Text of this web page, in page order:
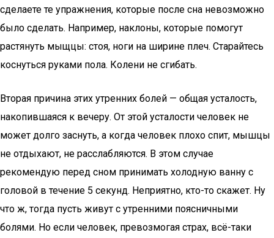
сделаете те упражнения, которые после сна невозможно
было сделать. Например, наклоны, которые помогут
растянуть мыщцы: стоя, ноги на ширине плеч. Старайтесь
коснуться руками пола. Колени не сгибать.
Вторая причина этих утренних болей — общая усталость,
накопившаяся к вечеру. От этой усталости человек не
может долго заснуть, а когда человек плохо спит, мышцы
не отдыхают, не расслабляются. В этом случае
рекомендую перед сном принимать холодную ванну с
головой в течение 5 секунд. Неприятно, кто-то скажет. Ну
что ж, тогда пусть живут с утренними поясничными
болями. Но если человек, превозмогая страх, всё-таки